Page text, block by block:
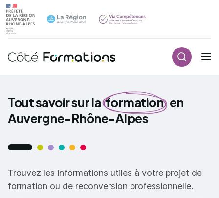
Aller au contenu principal
Navigation principale
Aller au contenu principal
Tout savoir sur la formation en
Auvergne-Rhône-Alpes
Trouvez les informations utiles à votre projet de
formation ou de reconversion professionnelle.